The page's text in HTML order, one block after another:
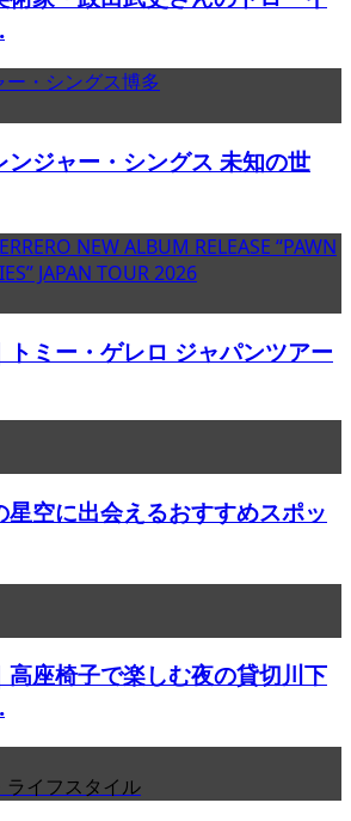
ンジャー・シングス 未知の世
トミー・ゲレロ ジャパンツアー
星空に出会えるおすすめスポッ
高座椅子で楽しむ夜の貸切川下
ライフスタイル